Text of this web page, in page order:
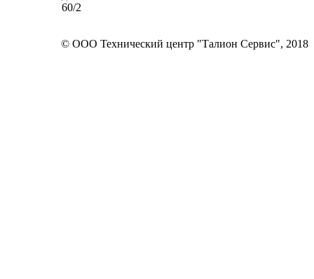
60/2
© ООО Технический центр "Талион Сервис", 2018